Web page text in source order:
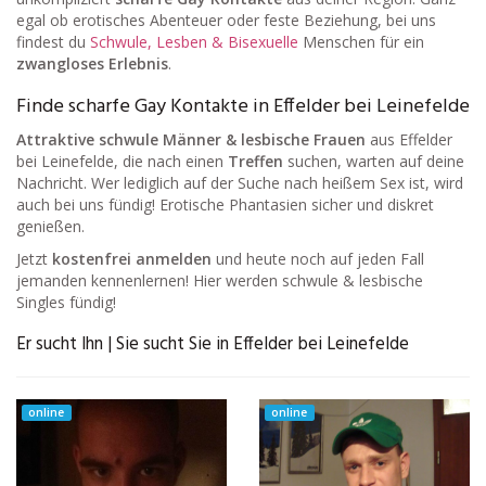
egal ob erotisches Abenteuer oder feste Beziehung, bei uns
findest du Schwule, Lesben & Bisexuelle Menschen für ein
zwangloses Erlebnis.
Finde scharfe Gay Kontakte in Effelder bei Leinefelde
Attraktive schwule Männer & lesbische Frauen aus Effelder
bei Leinefelde, die nach einen Treffen suchen, warten auf deine
Nachricht. Wer lediglich auf der Suche nach heißem Sex ist, wird
auch bei uns fündig! Erotische Phantasien sicher und diskret
genießen.
Jetzt kostenfrei anmelden und heute noch auf jeden Fall
jemanden kennenlernen! Hier werden schwule & lesbische
Singles fündig!
Er sucht Ihn | Sie sucht Sie in Effelder bei Leinefelde
online online